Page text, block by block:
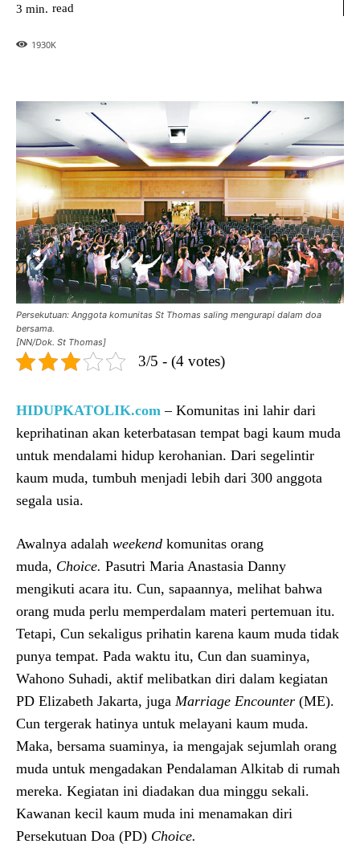
3 min. read
1930K
Persekutuan: Anggota komunitas St Thomas saling mengurapi dalam doa
bersama.
[NN/Dok. St Thomas]
3/5 - (4 votes)
HIDUPKATOLIK.com – Komunitas ini lahir dari
keprihatinan akan keterbatasan tempat bagi kaum muda
untuk mendalami hidup kerohanian. Dari segelintir
kaum muda, tumbuh menjadi lebih dari 300 anggota
segala usia.
Awalnya adalah weekend komunitas orang
muda, Choice. Pasutri Maria Anastasia Danny
mengikuti acara itu. Cun, sapaannya, melihat bahwa
orang muda perlu memperdalam materi pertemuan itu.
Tetapi, Cun sekaligus prihatin karena kaum muda tidak
punya tempat. Pada waktu itu, Cun dan suaminya,
Wahono Suhadi, aktif melibatkan diri dalam kegiatan
PD Elizabeth Jakarta, juga Marriage Encounter (ME).
Cun tergerak hatinya untuk melayani kaum muda.
Maka, bersama suaminya, ia mengajak sejumlah orang
muda untuk mengadakan Pendalaman Alkitab di rumah
mereka. Kegiatan ini diadakan dua minggu sekali.
Kawanan kecil kaum muda ini menamakan diri
Persekutuan Doa (PD) Choice.